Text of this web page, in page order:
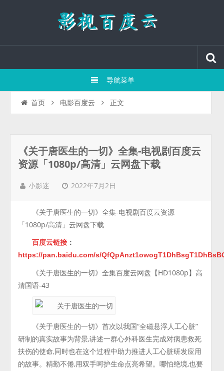
导航菜单
首页 电影百度云 正文
《关于唐医生的一切》全集-电视剧百度云
资源「1080p/高清」云网盘下载
小影迷 2022年7月2日
《关于唐医生的一切》全集-电视剧百度云资源
「1080p/高清」云网盘下载
百度云链接 ：
https://pan.baidu.com/s/
《关于唐医生的一切》全集百度云网盘【HD1080p】高
清国语-43
《关于唐医生的一切》首次以我国“全磁悬浮人工心脏”
研制的真实故事为背景,讲述一群心外科医生完成对病患救死
扶伤的使命,同时也在这个过程中助力推进人工心脏研发应用
的故事。精勤不倦,用双手呵护生命点亮希望。哪怕绝境,也要